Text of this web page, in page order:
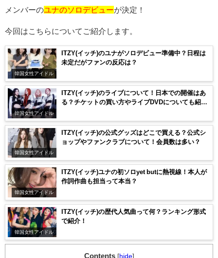
メンバーのユナのソロデビューが決定！
今回はこちらについてご紹介します。
韓国女性アイドル
ITZY(イッチ)のユナがソロデビュー準備中？日程は
未定だがファンの反応は？
韓国女性アイドル
ITZY(イッチ)のライブについて！日本での開催はあ
る？チケットの買い方やライブDVDについても紹
韓国女性アイドル
ITZY(イッチ)の公式グッズはどこで買える？公式シ
ョップやファンクラブについて！会員数は多い？
韓国女性アイドル
ITZY(イッチ)ユナの初ソロyet butに熱視線！本人が
作詞作曲も担当って本当？
韓国女性アイドル
ITZY(イッチ)の歴代人気曲って何？ランキング形式
で紹介！
Contents [hide]